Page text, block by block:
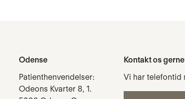
Odense
Patienthenvendelser:
Odeons Kvarter 8, 1.
Kontakt os gerne
Vi har telefontid